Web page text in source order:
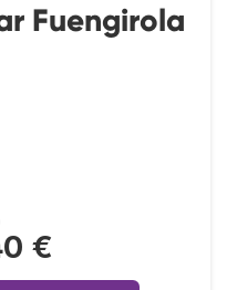
Fuengirola
€